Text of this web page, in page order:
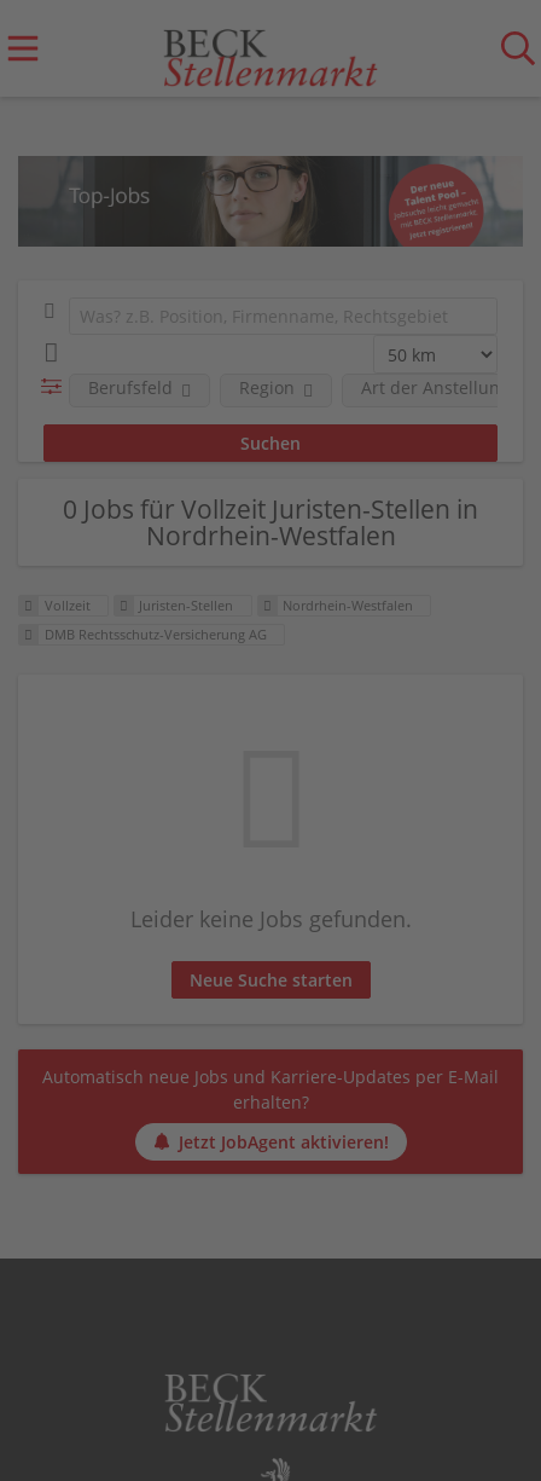
Berufsfeld Region Art der Anstellung
0 Jobs für Vollzeit Juristen-Stellen in
Nordrhein-Westfalen
Vollzeit Juristen-Stellen
Nordrhein-Westfalen
DMB Rechtsschutz-Versicherung AG
Leider keine Jobs gefunden.
Neue Suche starten
Automatisch neue Jobs und Karriere-Updates per E-Mail
erhalten?
Jetzt JobAgent aktivieren!